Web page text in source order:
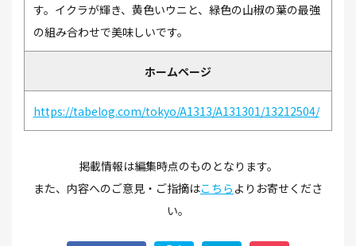
す。イクラが輝き、黄色いウニと、緑色の山椒の葉の最強
の組み合わせで美味しいです。
ホームページ
https://tabelog.com/tokyo/A1313/A131301/13212504/
掲載情報は編集時点のものとなります。
また、内容へのご意見・ご指摘はこちら よりお寄せくださ
い。